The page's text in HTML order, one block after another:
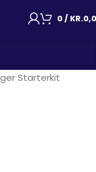
0/ KR.
Starterkit